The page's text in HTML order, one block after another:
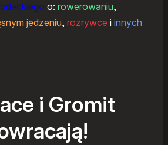
o: rowerowaniu,
jedzeniu, rozrywce i innych
i Gromit